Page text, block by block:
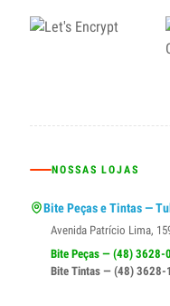
NOSSAS LOJAS
Bite Peças e Tintas —
Avenida Patrício Lima,
Bite Peças — (48) 3628-
Bite Tintas — (48) 3628-